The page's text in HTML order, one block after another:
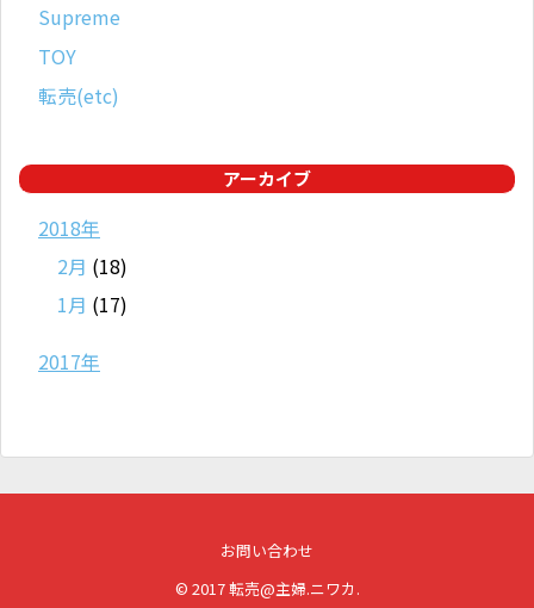
Supreme
TOY
転売(etc)
アーカイブ
2018年
2月 (18)
1月 (17)
2017年
お問い合わせ
© 2017転売@主婦.ニワカ .